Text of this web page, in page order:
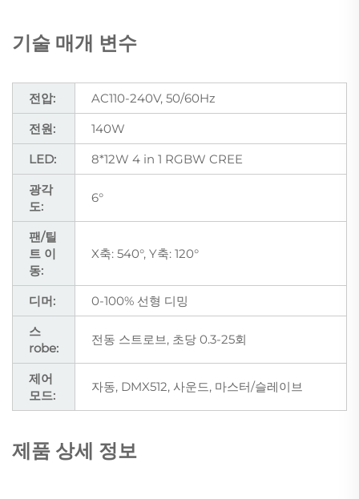
기술 매개 변수
전압:
AC110-240V, 50/60Hz
전원:
140W
LED:
8*12W 4 in 1 RGBW CREE
광각
도:
6°
팬/틸
트 이
동:
X축: 540°, Y축: 120°
디머:
0-100% 선형 디밍
스
robe:
전동 스트로브, 초당 0.3-25회
제어
모드:
자동, DMX512, 사운드, 마스터/슬레이브
제품 상세 정보